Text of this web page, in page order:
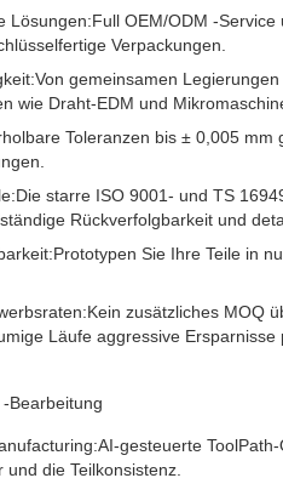
Lösungen:Full OEM/ODM -Service
Verpackungen.
Von gemeinsamen
wie Draht-EDM und
Toleranzen bis ± 0,005
Die starre ISO 9001- und TS
Rückverfolgbarkeit und
Prototypen Sie Ihre Teile in
Kein zusätzliches MOQ
Läufe aggressive Ersparnisse
Bearbeitung
AI-gesteuerte
die Teilkonsistenz.